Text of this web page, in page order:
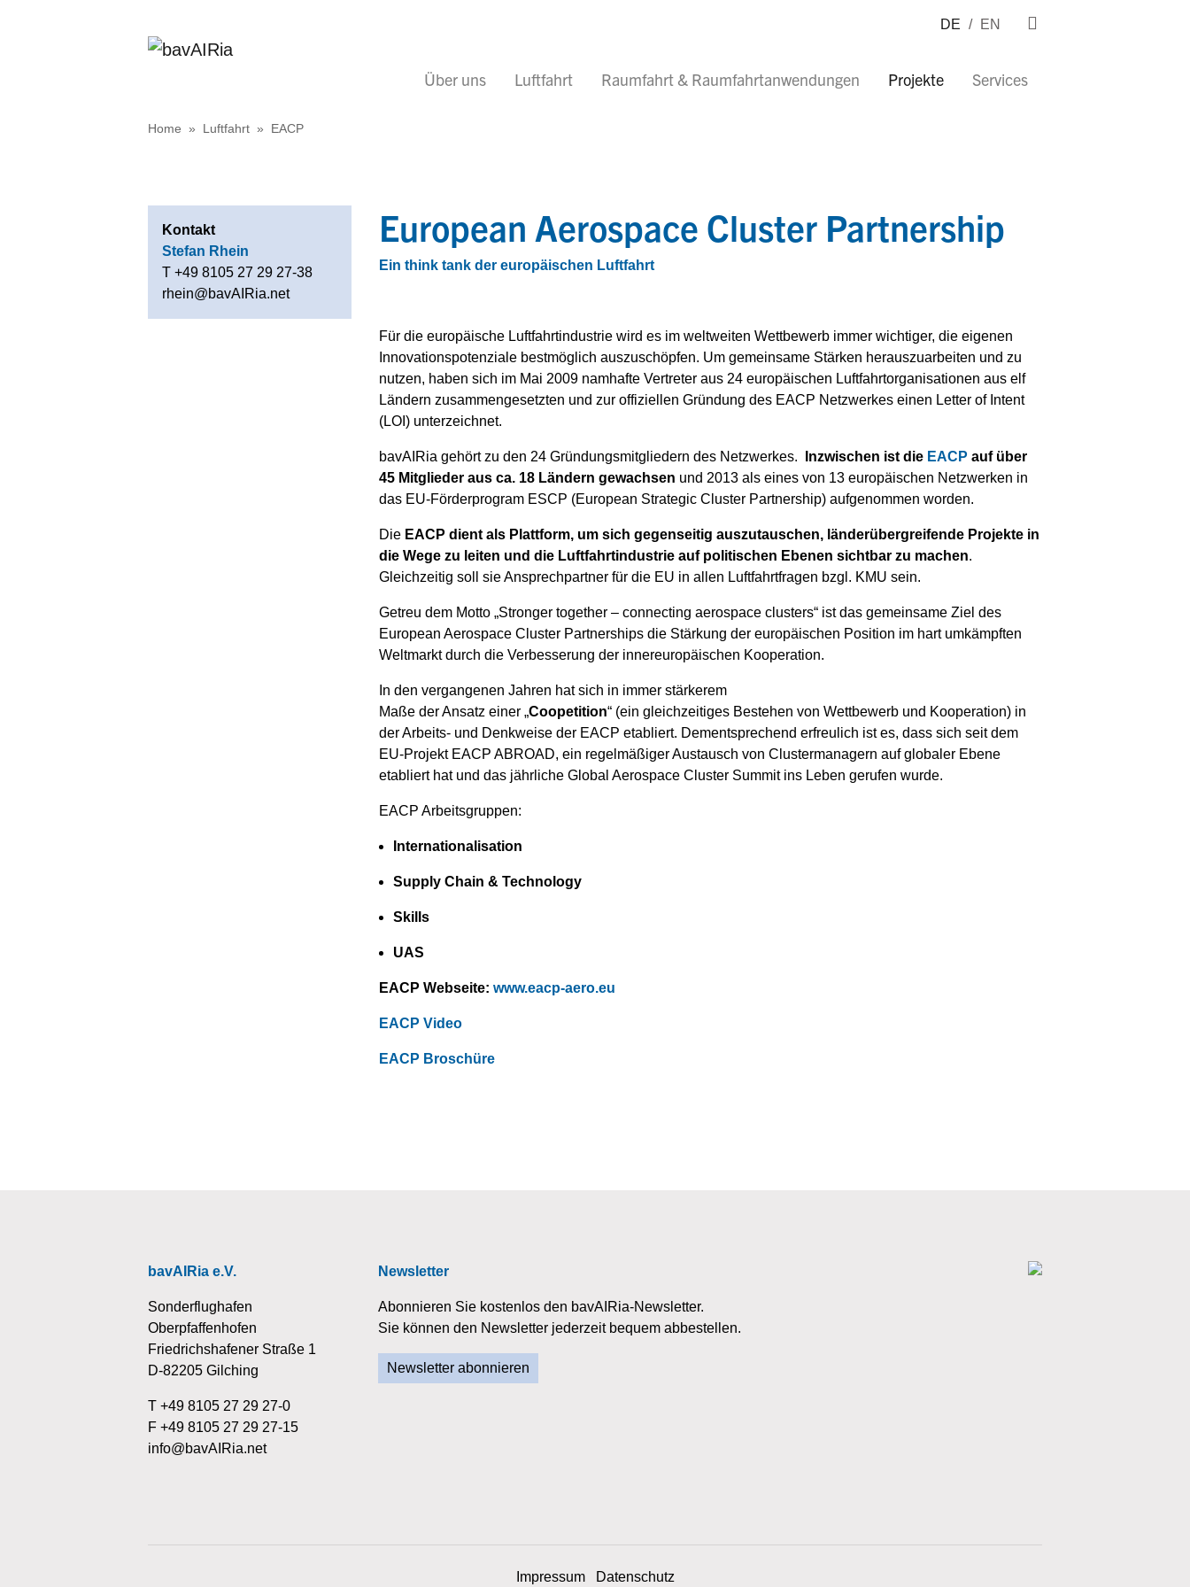
DE / EN
Über uns Luftfahrt Raumfahrt & Raumfahrtanwendungen Projekte Services
Home » Luftfahrt » EACP
Kontakt
Stefan Rhein
T +49 8105 27 29 27-38
rhein@bavAIRia.net
European Aerospace Cluster Partnership
Ein think tank der europäischen Luftfahrt
Für die europäische Luftfahrtindustrie wird es im weltweiten Wettbewerb immer wichtiger, die eigenen
Innovationspotenziale bestmöglich auszuschöpfen. Um gemeinsame Stärken herauszuarbeiten und zu
nutzen, haben sich im Mai 2009 namhafte Vertreter aus 24 europäischen Luftfahrtorganisationen aus elf
Ländern zusammengesetzten und zur offiziellen Gründung des EACP Netzwerkes einen Letter of Intent
(LOI) unterzeichnet.
bavAIRia gehört zu den 24 Gründungsmitgliedern des Netzwerkes. Inzwischen ist die EACP auf über
45 Mitglieder aus ca. 18 Ländern gewachsen und 2013 als eines von 13 europäischen Netzwerken in
das EU-Förderprogram ESCP (European Strategic Cluster Partnership) aufgenommen worden.
Die EACP dient als Plattform, um sich gegenseitig auszutauschen, länderübergreifende Projekte in
die Wege zu leiten und die Luftfahrtindustrie auf politischen Ebenen sichtbar zu machen.
Gleichzeitig soll sie Ansprechpartner für die EU in allen Luftfahrtfragen bzgl. KMU sein.
Getreu dem Motto „Stronger together – connecting aerospace clusters“ ist das gemeinsame Ziel des
European Aerospace Cluster Partnerships die Stärkung der europäischen Position im hart umkämpften
Weltmarkt durch die Verbesserung der innereuropäischen Kooperation.
In den vergangenen Jahren hat sich in immer stärkerem
Maße der Ansatz einer „Coopetition“ (ein gleichzeitiges Bestehen von Wettbewerb und Kooperation) in
der Arbeits- und Denkweise der EACP etabliert. Dementsprechend erfreulich ist es, dass sich seit dem
EU-Projekt EACP ABROAD, ein regelmäßiger Austausch von Clustermanagern auf globaler Ebene
etabliert hat und das jährliche Global Aerospace Cluster Summit ins Leben gerufen wurde.
EACP Arbeitsgruppen:
Internationalisation
Supply Chain & Technology
Skills
UAS
EACP Webseite: www.eacp-aero.eu
EACP Video
EACP Broschüre
bavAIRia e.V.
Sonderflughafen
Oberpfaffenhofen
Friedrichshafener Straße 1
D-82205 Gilching
T +49 8105 27 29 27-0
F +49 8105 27 29 27-15
info@bavAIRia.net
Newsletter
Abonnieren Sie kostenlos den bavAIRia-Newsletter.
Sie können den Newsletter jederzeit bequem abbestellen.
Newsletter abonnieren
Impressum Datenschutz